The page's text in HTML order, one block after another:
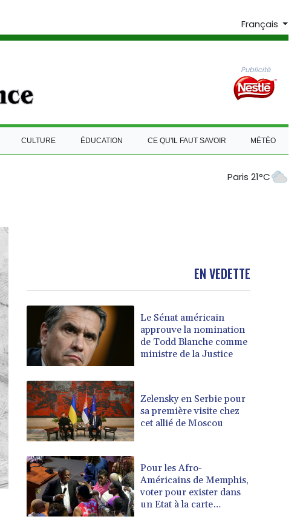
Français
Publicité
CULTURE ÉDUCATION CE QU'IL FAUT SAVOIR MÉTÉO
Paris 21°C
EN VEDETTE
Le Sénat américain
approuve la nomination
de Todd Blanche comme
ministre de la Justice
Zelensky en Serbie pour
sa première visite chez
cet allié de Moscou
Pour les Afro-
Américains de Memphis,
voter pour exister dans
un Etat à la carte